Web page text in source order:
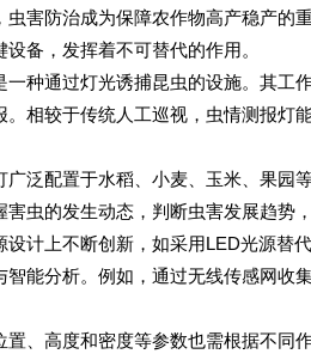
虫害防治成为保障农作物高产稳产
备，发挥着不可替代的作用。
一种通过灯光诱捕昆虫的设施。其
。相较于传统人工巡视，虫情测报灯
广泛配置于水稻、小麦、玉米、果园
害虫的发生动态，判断虫害发展趋势
设计上不断创新，如采用LED光源替
智能分析。例如，通过无线传感网收
置、高度和密度等参数也需根据不